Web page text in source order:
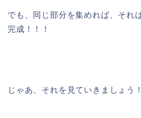
でも、同じ部分を集めれば、それ
完成！！！
じゃあ、それを見ていきましょう